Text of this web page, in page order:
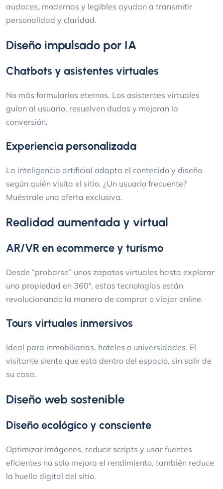
audaces, modernas y legibles ayudan a transmitir
personalidad y claridad.
Diseño impulsado por IA
Chatbots y asistentes virtuales
No más formularios eternos. Los asistentes virtuales
guían al usuario, resuelven dudas y mejoran la
conversión.
Experiencia personalizada
La inteligencia artificial adapta el contenido y diseño
según quién visita el sitio. ¿Un usuario frecuente?
Muéstrale una oferta exclusiva.
Realidad aumentada y virtual
AR/VR en ecommerce y turismo
Desde “probarse” unos zapatos virtuales hasta explorar
una propiedad en 360°, estas tecnologías están
revolucionando la manera de comprar o viajar online.
Tours virtuales inmersivos
Ideal para inmobiliarias, hoteles o universidades. El
visitante siente que está dentro del espacio, sin salir de
su casa.
Diseño web sostenible
Diseño ecológico y consciente
Optimizar imágenes, reducir scripts y usar fuentes
eficientes no solo mejora el rendimiento, también reduce
la huella digital del sitio.